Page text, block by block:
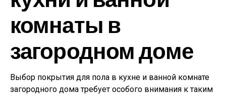
комнаты в
загородном доме
Выбор покрытия для пола в кухне и ванной комнате
загородного дома требует особого внимания к таким